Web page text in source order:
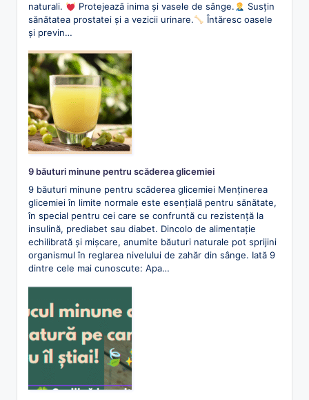
naturali.
Protejează inima și vasele de sânge.
Susțin
sănătatea prostatei și a vezicii urinare.
Întăresc oasele
și previn…
9 băuturi minune pentru scăderea glicemiei
9 băuturi minune pentru scăderea glicemiei Menținerea
glicemiei în limite normale este esențială pentru sănătate,
în special pentru cei care se confruntă cu rezistență la
insulină, prediabet sau diabet. Dincolo de alimentație
echilibrată și mișcare, anumite băuturi naturale pot sprijini
organismul în reglarea nivelului de zahăr din sânge. Iată 9
dintre cele mai cunoscute: Apa…